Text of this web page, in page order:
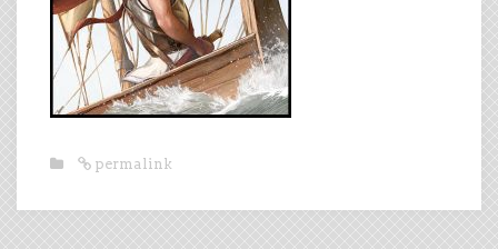
permalink